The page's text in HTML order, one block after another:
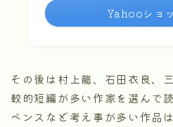
Yahooショ
その後は村上龍、石田衣良、
較的短編が多い作家を選んで
ペンスなど考え事が多い作品